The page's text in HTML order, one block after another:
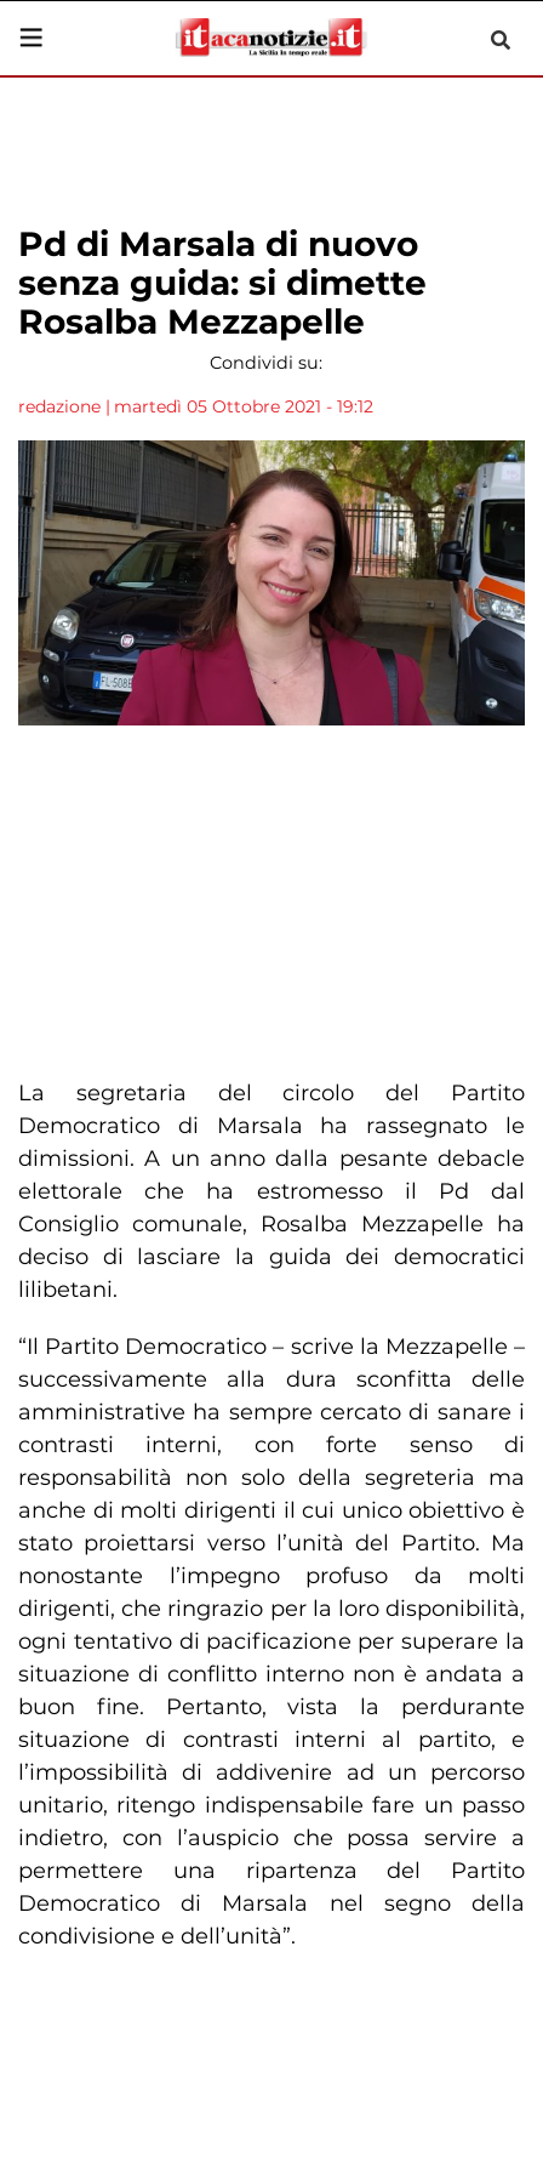
Pd di Marsala di nuovo
senza guida: si dimette
Rosalba Mezzapelle
Condividi su:
redazione | martedì 05 Ottobre 2021 - 19:12
La segretaria del circolo del Partito
Democratico di Marsala ha rassegnato le
dimissioni. A un anno dalla pesante debacle
elettorale che ha estromesso il Pd dal
Consiglio comunale, Rosalba Mezzapelle ha
deciso di lasciare la guida dei democratici
lilibetani.
“Il Partito Democratico – scrive la Mezzapelle –
successivamente alla dura sconfitta delle
amministrative ha sempre cercato di sanare i
contrasti interni, con forte senso di
responsabilità non solo della segreteria ma
anche di molti dirigenti il cui unico obiettivo è
stato proiettarsi verso l’unità del Partito. Ma
nonostante l’impegno profuso da molti
dirigenti, che ringrazio per la loro disponibilità,
ogni tentativo di pacificazione per superare la
situazione di conflitto interno non è andata a
buon fine. Pertanto, vista la perdurante
situazione di contrasti interni al partito, e
l’impossibilità di addivenire ad un percorso
unitario, ritengo indispensabile fare un passo
indietro, con l’auspicio che possa servire a
permettere una ripartenza del Partito
Democratico di Marsala nel segno della
condivisione e dell’unità”.